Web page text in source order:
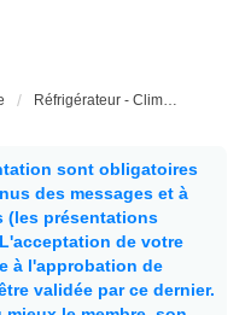
Réfrigérateur - Climatisation etc...
sont obligatoires
des messages et à
(les présentations
de votre
à l'approbation de
validée par ce dernier.